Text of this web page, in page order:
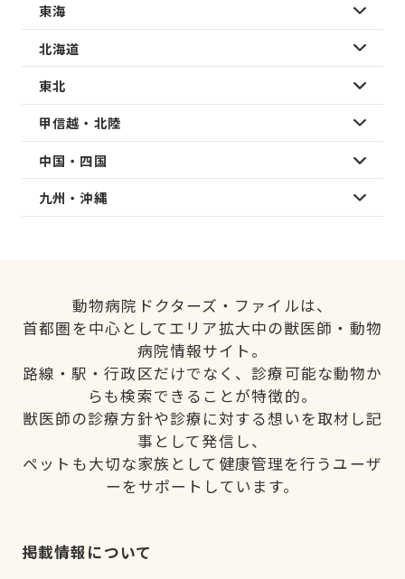
東海
北海道
東北
甲信越・北陸
中国・四国
九州・沖縄
動物病院ドクターズ・ファイルは、
首都圏を中心としてエリア拡大中の獣医師・動物
病院情報サイト。
路線・駅・行政区だけでなく、診療可能な動物か
らも検索できることが特徴的。
獣医師の診療方針や診療に対する想いを取材し記
事として発信し、
ペットも大切な家族として健康管理を行うユーザ
ーをサポートしています。
掲載情報について